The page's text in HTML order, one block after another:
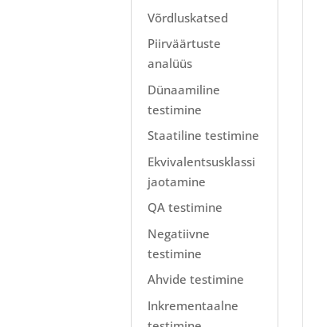
Võrdluskatsed
Piirväärtuste
analüüs
Dünaamiline
testimine
Staatiline testimine
Ekvivalentsusklassi
jaotamine
QA testimine
Negatiivne
testimine
Ahvide testimine
Inkrementaalne